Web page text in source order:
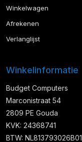
Winkelwagen
Afrekenen
Verlanglijst
Winkelinformatie
Budget Computers
Marconistraat 54
2809 PE Gouda
KVK: 24368741
BTW: NL813793026B01